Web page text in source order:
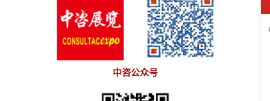
中咨公众号